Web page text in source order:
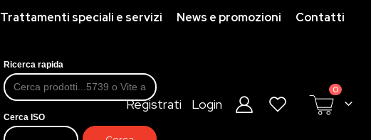
Trattamenti speciali e servizi News e promozioni Contatti
Ricerca rapida
Cerca ISO
Registrati Login Cart
0prodotti